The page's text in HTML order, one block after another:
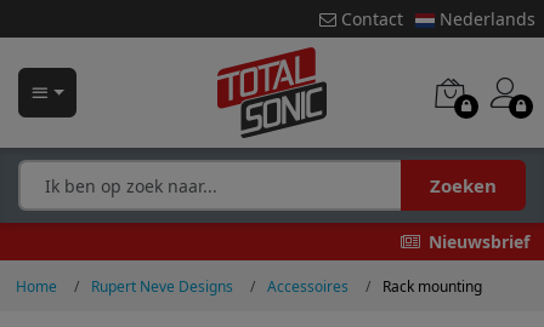
Contact Nederlands
Zoeken
Nieuwsbrief
Home Rupert Neve Designs Accessoires Rack mounting